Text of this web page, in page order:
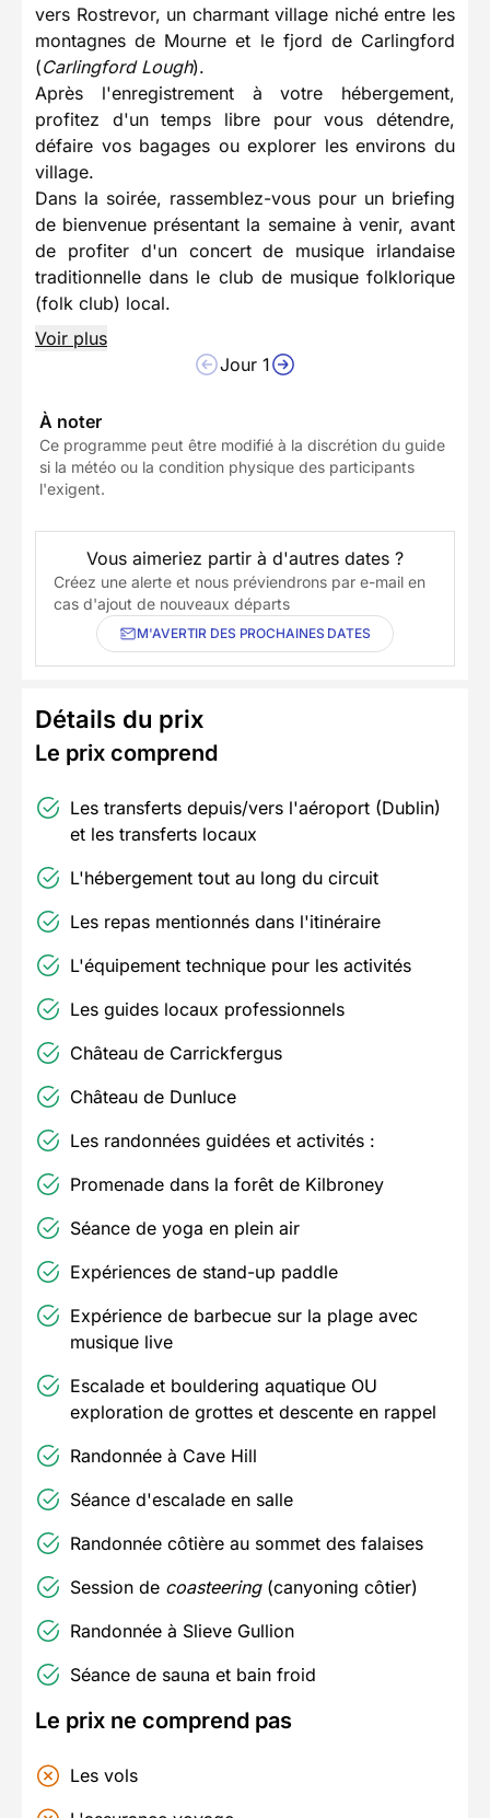
vers Rostrevor, un charmant village niché entre les
montagnes de Mourne et le fjord de Carlingford
(Carlingford Lough).
Après l'enregistrement à votre hébergement,
profitez d'un temps libre pour vous détendre,
défaire vos bagages ou explorer les environs du
village.
Dans la soirée, rassemblez-vous pour un briefing
de bienvenue présentant la semaine à venir, avant
de profiter d'un concert de musique irlandaise
traditionnelle dans le club de musique folklorique
(folk club) local.
Voir plus
Jour 1
À noter
Ce programme peut être modifié à la discrétion du guide
si la météo ou la condition physique des participants
l'exigent.
Vous aimeriez partir à d'autres dates ?
Créez une alerte et nous préviendrons par e-mail en
cas d'ajout de nouveaux départs
M'AVERTIR DES PROCHAINES DATES
Détails du prix
Le prix comprend
Les transferts depuis/vers l'aéroport (Dublin)
et les transferts locaux
L'hébergement tout au long du circuit
Les repas mentionnés dans l'itinéraire
L'équipement technique pour les activités
Les guides locaux professionnels
Château de Carrickfergus
Château de Dunluce
Les randonnées guidées et activités :
Promenade dans la forêt de Kilbroney
Séance de yoga en plein air
Expériences de stand-up paddle
Expérience de barbecue sur la plage avec
musique live
Escalade et bouldering aquatique OU
exploration de grottes et descente en rappel
Randonnée à Cave Hill
Séance d'escalade en salle
Randonnée côtière au sommet des falaises
Session de coasteering(canyoning côtier)
Randonnée à Slieve Gullion
Séance de sauna et bain froid
Le prix ne comprend pas
Les vols